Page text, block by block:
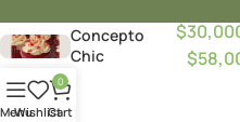
Concepto
Chic
$
$
MenuWishlist
0
Cart